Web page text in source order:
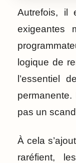
Autrefois, il
exigeantes
logique de
l’essentiel
permanente.
pas un
À cela
raréfient,